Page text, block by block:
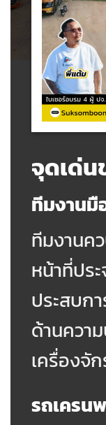
จุดเด่น
ทีมงานมื
ทีมงานค
หน้าที่ปร
ประสบก
ด้านควา
เครื่องจั
รถเครน